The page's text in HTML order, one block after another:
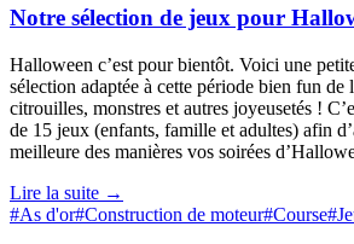
Notre sélection de jeux pour
Halloween c’est pour bientôt. Voici une
sélection adaptée à cette période bien fun de
citrouilles, monstres et autres joyeusetés !
de 15 jeux (enfants, famille et adultes) afin
meilleure des manières vos soirées
Lire la suite →
#As d'or#Construction de moteur#Course